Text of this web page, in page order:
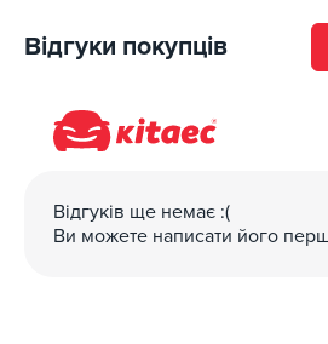
Відгуки покупців
Відгуків ще немає :(
Ви можете написати його